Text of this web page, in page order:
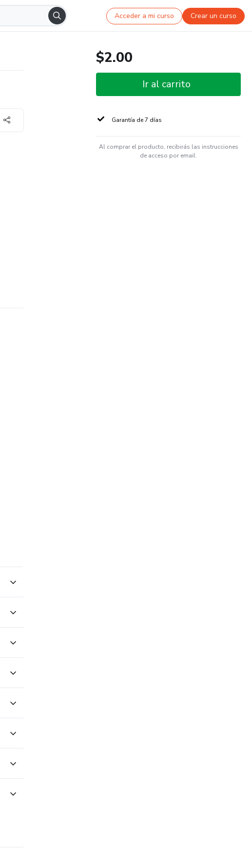
Acceder a mi curso Crear un curso
$2.00
Ir al carrito
Garantía de 7 días
Al comprar el producto, recibirás las instrucciones
de acceso por email.